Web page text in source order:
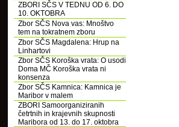
ZBORI SČS V TEDNU OD 6. DO
10. OKTOBRA
Zbor SČS Nova vas: Mnoštvo
tem na tokratnem zboru
Zbor SČS Magdalena: Hrup na
Linhartovi
Zbor SČS Koroška vrata: O usodi
Doma MČ Koroška vrata ni
konsenza
Zbor SČS Kamnica: Kamnica je
Maribor v malem
ZBORI Samoorganiziranih
četrtnih in krajevnih skupnosti
Maribora od 13. do 17. oktobra